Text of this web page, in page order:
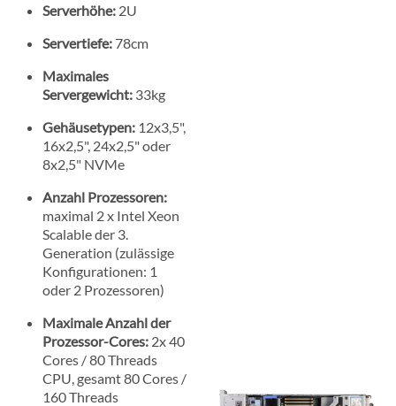
Serverhöhe: 2U
Servertiefe: 78cm
Maximales
Servergewicht: 33kg
Gehäusetypen: 12x3,5",
16x2,5", 24x2,5" oder
8x2,5" NVMe
Anzahl Prozessoren:
maximal 2 x Intel Xeon
Scalable der 3.
Generation (zulässige
Konfigurationen: 1
oder 2 Prozessoren)
Maximale Anzahl der
Prozessor-Cores: 2x 40
Cores / 80 Threads
CPU, gesamt 80 Cores /
160 Threads